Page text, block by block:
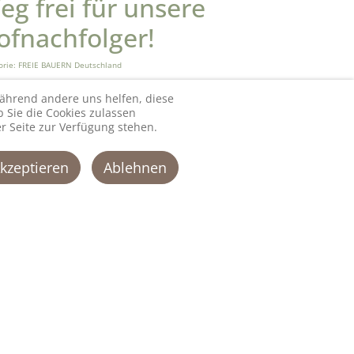
frei für unsere
FREIE BAUERN Deutschland
am: 14. Januar 2019
an die nächste Generation
zentrale Herausforderung für den
Familienbetrieb. Wir brauchen
Jungen, der übernehmen will. Wir
einen Alten, der abgeben kann.
andere uns helfen, diese
die Cookies zulassen
Seite zur Verfügung stehen.
Ablehnen